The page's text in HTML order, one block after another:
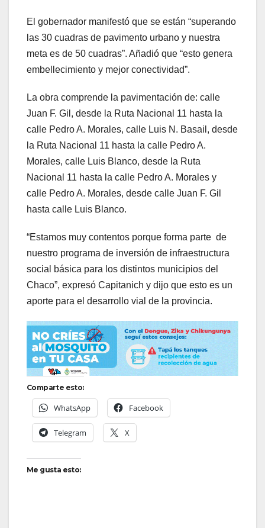
El gobernador manifestó que se están “superando
las 30 cuadras de pavimento urbano y nuestra
meta es de 50 cuadras”. Añadió que “esto genera
embellecimiento y mejor conectividad”.
La obra comprende la pavimentación de: calle
Juan F. Gil, desde la Ruta Nacional 11 hasta la
calle Pedro A. Morales, calle Luis N. Basail, desde
la Ruta Nacional 11 hasta la calle Pedro A.
Morales, calle Luis Blanco, desde la Ruta
Nacional 11 hasta la calle Pedro A. Morales y
calle Pedro A. Morales, desde calle Juan F. Gil
hasta calle Luis Blanco.
“Estamos muy contentos porque forma parte de
nuestro programa de inversión de infraestructura
social básica para los distintos municipios del
Chaco”, expresó Capitanich y dijo que esto es un
aporte para el desarrollo vial de la provincia.
Comparte esto:
WhatsApp Facebook
Telegram X
Me gusta esto: